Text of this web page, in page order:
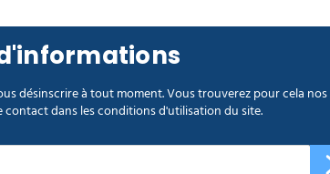
désinscrire à tout moment. Vous trouverez pour cela nos
dans les conditions d'utilisation du site.